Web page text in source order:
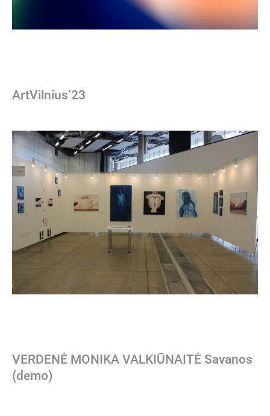
ArtVilnius’23
VERDENĖ MONIKA VALKIŪNAITĖ Savanos
(demo)